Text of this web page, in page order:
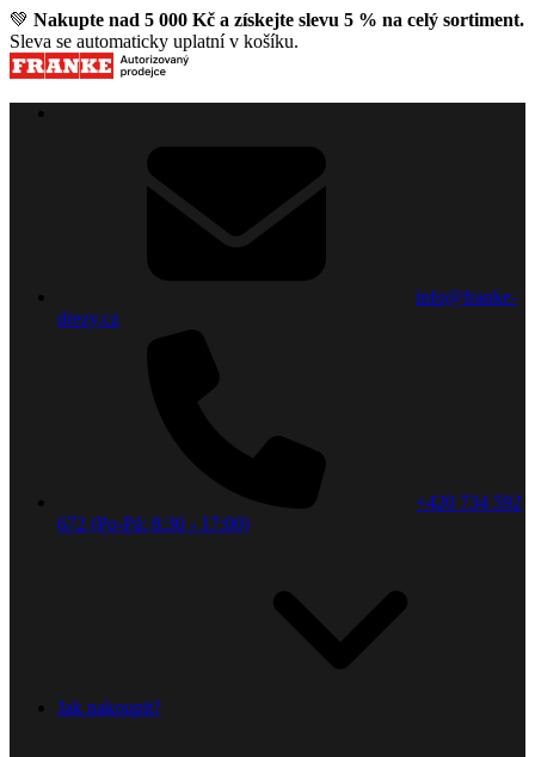
💚 Nakupte nad 5 000 Kč a získejte slevu 5 % na celý sortiment.
Sleva se automaticky uplatní v košíku.
info@franke-
drezy.cz
+420 734 592
672 (Po-Pá: 8:30 - 17:00)
Jak nakoupit?